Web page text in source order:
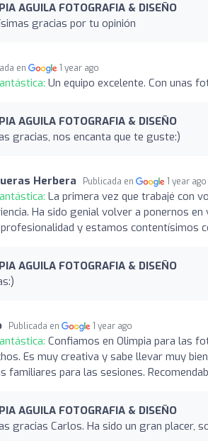
AGUILA FOTOGRAFIA & DISEÑO
gracias por tu opinión
en 1 year ago
Un equipo excelente. Con unas
AGUILA FOTOGRAFIA & DISEÑO
gracias, nos encanta que te guste:)
Herbera Publicada en 1 year ago
La primera vez que trabajé con
Ha sido genial volver a ponernos
y estamos contentísimos
AGUILA FOTOGRAFIA & DISEÑO
Publicada en 1 year ago
Confiamos en Olimpia para las
Es muy creativa y sabe llevar muy
familiares para las sesiones.
AGUILA FOTOGRAFIA & DISEÑO
gracias Carlos. Ha sido un gran placer,